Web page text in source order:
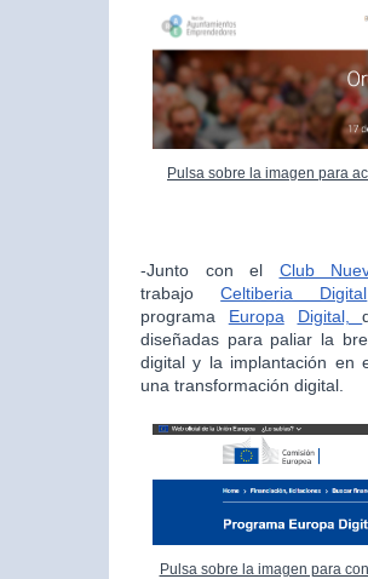
Pulsa sobre la imagen para
-Junto con el Club
trabajoCeltiberia Digital
programa Europa Digital,
diseñadas para paliar la
digital y la implantación en
una transformación digital.
Pulsa sobre la imagen para